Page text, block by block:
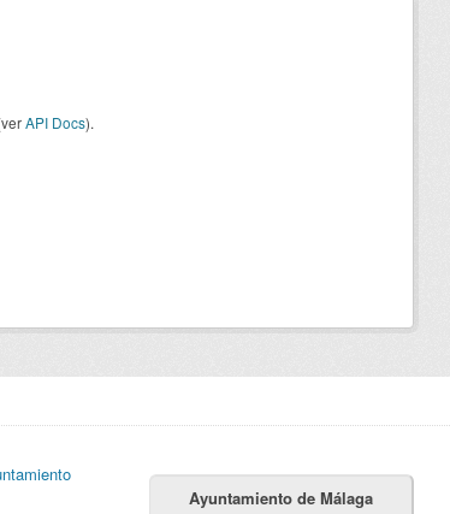
API Docs).
Ayuntamiento de Málaga